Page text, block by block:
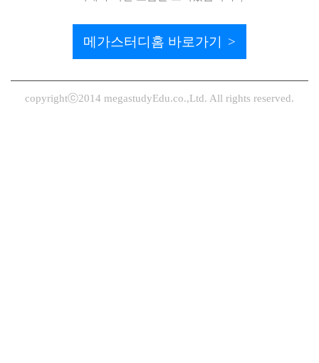
메가스터디홈 바로가기
copyrightⓒ2014 megastudyEdu.co.,Ltd. All rights reserved.